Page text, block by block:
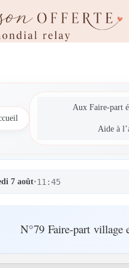
Aux Faire-part
Aide à
7 août•11:45
N°79 Faire-part village